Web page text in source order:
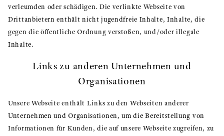
verleumden oder schädigen. Die verlinkte Webseite von
Drittanbietern enthält nicht jugendfreie Inhalte, Inhalte, die
gegen die öffentliche Ordnung verstoßen, und/oder illegale
Inhalte.
Links zu anderen Unternehmen und
Organisationen
Unsere Webseite enthält Links zu den Webseiten anderer
Unternehmen und Organisationen, um die Bereitstellung von
Informationen für Kunden, die auf unsere Webseite zugreifen, zu